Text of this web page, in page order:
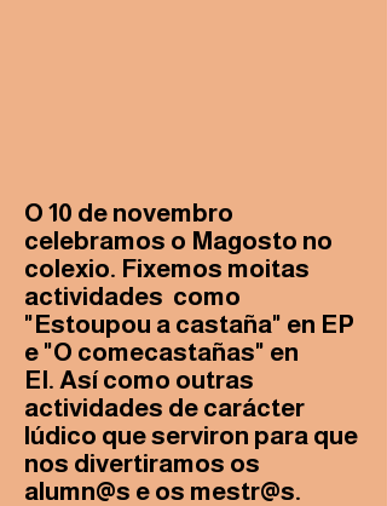
O 10 de novembro
celebramos o Magosto no
colexio. Fixemos moitas
actividades como
"Estoupou a castaña" en EP
e "O comecastañas" en
EI. Así como outras
actividades de carácter
lúdico que serviron para que
nos divertiramos os
alumn@s e os mestr@s.